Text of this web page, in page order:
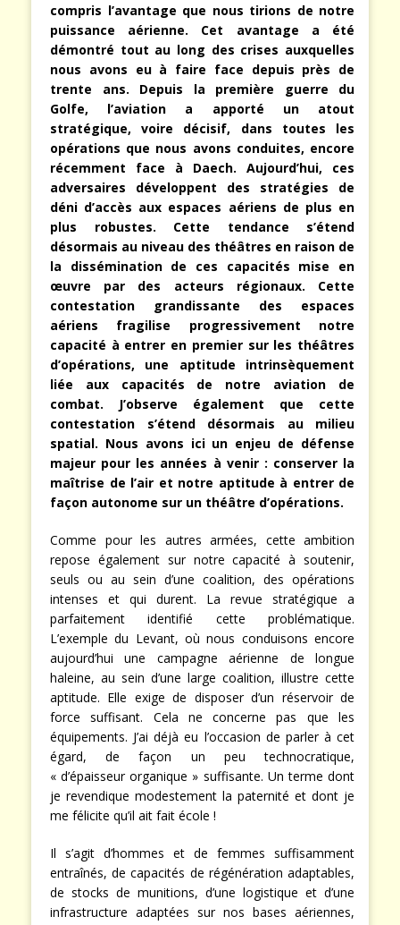
compris l’avantage que nous tirions de notre
puissance aérienne. Cet avantage a été
démontré tout au long des crises auxquelles
nous avons eu à faire face depuis près de
trente ans. Depuis la première guerre du
Golfe, l’aviation a apporté un atout
stratégique, voire décisif, dans toutes les
opérations que nous avons conduites, encore
récemment face à Daech. Aujourd’hui, ces
adversaires développent des stratégies de
déni d’accès aux espaces aériens de plus en
plus robustes. Cette tendance s’étend
désormais au niveau des théâtres en raison de
la dissémination de ces capacités mise en
œuvre par des acteurs régionaux. Cette
contestation grandissante des espaces
aériens fragilise progressivement notre
capacité à entrer en premier sur les théâtres
d’opérations, une aptitude intrinsèquement
liée aux capacités de notre aviation de
combat. J’observe également que cette
contestation s’étend désormais au milieu
spatial. Nous avons ici un enjeu de défense
majeur pour les années à venir : conserver la
maîtrise de l’air et notre aptitude à entrer de
façon autonome sur un théâtre d’opérations.
Comme pour les autres armées, cette ambition
repose également sur notre capacité à soutenir,
seuls ou au sein d’une coalition, des opérations
intenses et qui durent. La revue stratégique a
parfaitement identifié cette problématique.
L’exemple du Levant, où nous conduisons encore
aujourd’hui une campagne aérienne de longue
haleine, au sein d’une large coalition, illustre cette
aptitude. Elle exige de disposer d’un réservoir de
force suffisant. Cela ne concerne pas que les
équipements. J’ai déjà eu l’occasion de parler à cet
égard, de façon un peu technocratique,
« d’épaisseur organique » suffisante. Un terme dont
je revendique modestement la paternité et dont je
me félicite qu’il ait fait école !
Il s’agit d’hommes et de femmes suffisamment
entraînés, de capacités de régénération adaptables,
de stocks de munitions, d’une logistique et d’une
infrastructure adaptées sur nos bases aériennes,